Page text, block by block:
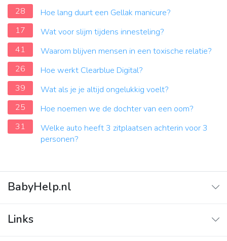
28
Hoe lang duurt een Gellak manicure?
17
Wat voor slijm tijdens innesteling?
41
Waarom blijven mensen in een toxische relatie?
26
Hoe werkt Clearblue Digital?
39
Wat als je je altijd ongelukkig voelt?
25
Hoe noemen we de dochter van een oom?
31
Welke auto heeft 3 zitplaatsen achterin voor 3
personen?
BabyHelp.nl
Vraag & Antwoord
Links